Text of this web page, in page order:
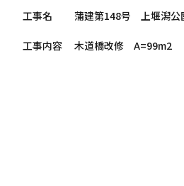
工事名 蒲建第148号 上堰潟公
工事内容 木道橋改修 A=99m2